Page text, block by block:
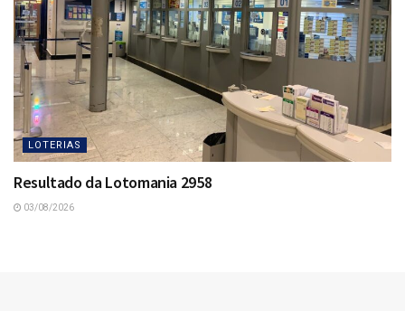
LOTERIAS
Resultado da Lotomania 2958
03/08/2026